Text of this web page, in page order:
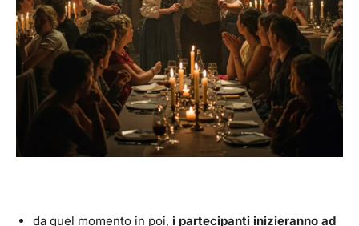
da quel momento in poi, i partecipanti inizieranno ad